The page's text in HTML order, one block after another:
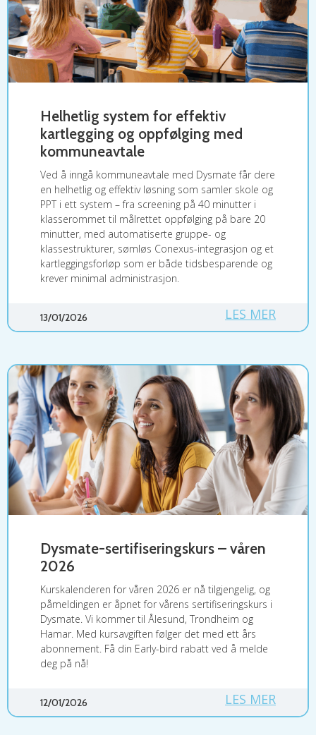
Helhetlig system for effektiv
kartlegging og oppfølging med
kommuneavtale
Ved å inngå kommuneavtale med Dysmate får dere
en helhetlig og effektiv løsning som samler skole og
PPT i ett system – fra screening på 40 minutter i
klasserommet til målrettet oppfølging på bare 20
minutter, med automatiserte gruppe- og
klassestrukturer, sømløs Conexus-integrasjon og et
kartleggingsforløp som er både tidsbesparende og
krever minimal administrasjon.
LES MER
13/01/2026
Dysmate-sertifiseringskurs – våren
2026
Kurskalenderen for våren 2026 er nå tilgjengelig, og
påmeldingen er åpnet for vårens sertifiseringskurs i
Dysmate. Vi kommer til Ålesund, Trondheim og
Hamar. Med kursavgiften følger det med ett års
abonnement. Få din Early-bird rabatt ved å melde
deg på nå!
LES MER
12/01/2026